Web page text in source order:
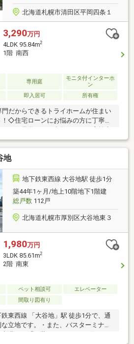
北海道札幌市清田区平岡四条１
3,290万円
4LDK 95.84m2
1階 南西
専用庭
モニタ付インターホ
ン
即入居可 所有権
だからできるトライホームが住まい
◇住宅ローンにお悩みの方に丁寧に
件をまとめてご紹介します●物件特
５条２丁目」停徒歩９分◎１階南西
当たり・通風良好○令和８年７月下
完成・システムキッチン・食洗機・
洗面化粧台・トイレ・配管更新・建
等・ハウスクリーニング〇専有面積
とした間取り〇ガーデニング等が楽
〇ＷＩＣ付き〇ペット可（細則有）
ム有
地
地下鉄東西線 大谷地駅 徒歩1分
築44年1ヶ月/地上10階地下1階建
総戸数112戸
北海道札幌市厚別区大谷地東３
1,980万円
3LDK 85.61m2
2階 南東
ペット相談可
エレベーター
間取り図有り
鉄東西線 「大谷地」駅 徒歩1分で、通
立地です。・また、バスターミナル